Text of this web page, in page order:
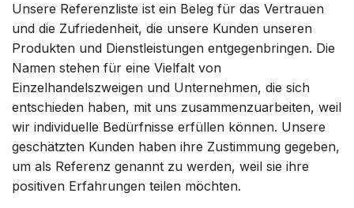
Unsere Referenzliste ist ein Beleg für das Vertrauen
und die Zufriedenheit, die unsere Kunden unseren
Produkten und Dienstleistungen entgegenbringen. Die
Namen stehen für eine Vielfalt von
Einzelhandelszweigen und Unternehmen, die sich
entschieden haben, mit uns zusammenzuarbeiten, weil
wir individuelle Bedürfnisse erfüllen können. Unsere
geschätzten Kunden haben ihre Zustimmung gegeben,
um als Referenz genannt zu werden, weil sie ihre
positiven Erfahrungen teilen möchten.